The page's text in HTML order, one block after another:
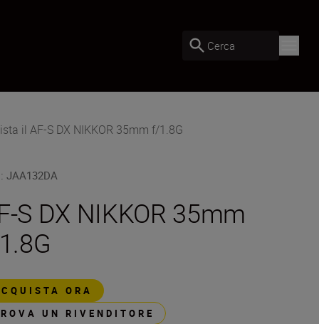
Cerca
il AF-S DX NIKKOR 35mm f/1.8G
:JAA132DA
S DX NIKKOR 35mm
ORA
UN RIVENDITORE